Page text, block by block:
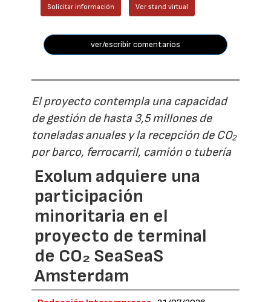
Solicitar información Ver stand virtual
ver/escribir comentarios
El proyecto contempla una capacidad
de gestión de hasta 3,5 millones de
toneladas anuales y la recepción de CO₂
por barco, ferrocarril, camión o tubería
Exolum adquiere una
participación
minoritaria en el
proyecto de terminal
de CO₂ SeaSeaS
Amsterdam